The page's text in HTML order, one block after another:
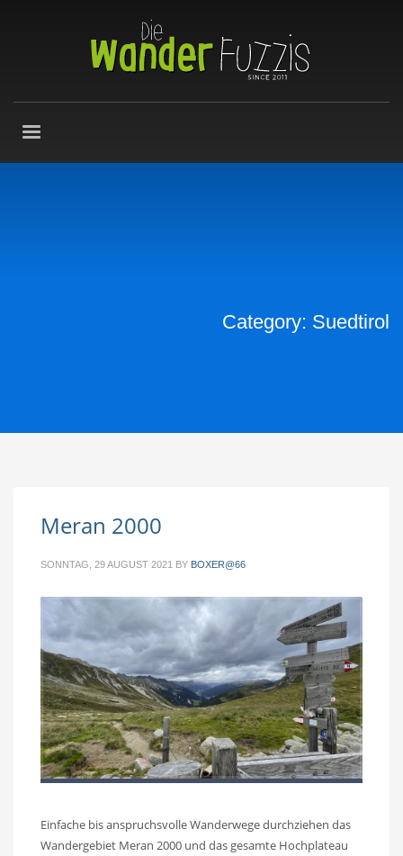
Category: Suedtirol
Meran 2000
SONNTAG, 29 AUGUST 2021 BY BOXER@66
Einfache bis anspruchsvolle Wanderwege durchziehen das
Wandergebiet Meran 2000 und das gesamte Hochplateau